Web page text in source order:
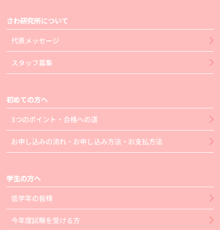
さわ研究所について
代表メッセージ
スタッフ募集
初めての方へ
3つのポイント・合格への道
お申し込みの流れ・お申し込み方法・お支払方法
学生の方へ
低学年の皆様
今年度試験を受ける方